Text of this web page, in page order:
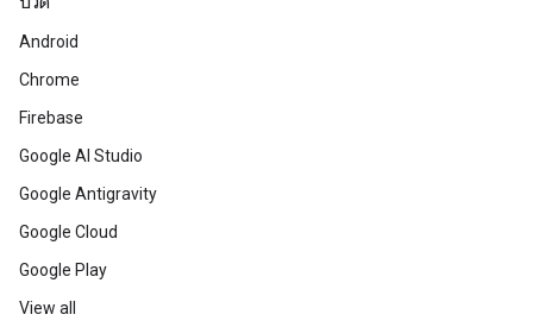
Android
Chrome
Firebase
Google AI Studio
Google Antigravity
Google Cloud
Google Play
View all